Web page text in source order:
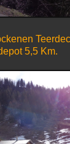
5,5 Km.